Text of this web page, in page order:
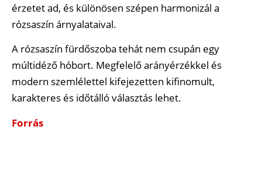
érzetet ad, és különösen szépen harmonizál a
rózsaszín árnyalataival.
A rózsaszín fürdőszoba tehát nem csupán egy
múltidéző hóbort. Megfelelő arányérzékkel és
modern szemlélettel kifejezetten kifinomult,
karakteres és időtálló választás lehet.
Forrás